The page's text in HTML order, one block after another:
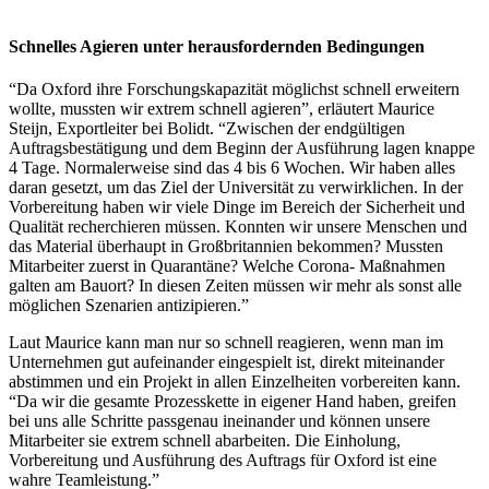
Schnelles Agieren unter herausfordernden Bedingungen
“Da Oxford ihre Forschungskapazität möglichst schnell erweitern
wollte, mussten wir extrem schnell agieren”, erläutert Maurice
Steijn, Exportleiter bei Bolidt. “Zwischen der endgültigen
Auftragsbestätigung und dem Beginn der Ausführung lagen knappe
4 Tage. Normalerweise sind das 4 bis 6 Wochen. Wir haben alles
daran gesetzt, um das Ziel der Universität zu verwirklichen. In der
Vorbereitung haben wir viele Dinge im Bereich der Sicherheit und
Qualität recherchieren müssen. Konnten wir unsere Menschen und
das Material überhaupt in Großbritannien bekommen? Mussten
Mitarbeiter zuerst in Quarantäne? Welche Corona- Maßnahmen
galten am Bauort? In diesen Zeiten müssen wir mehr als sonst alle
möglichen Szenarien antizipieren.”
Laut Maurice kann man nur so schnell reagieren, wenn man im
Unternehmen gut aufeinander eingespielt ist, direkt miteinander
abstimmen und ein Projekt in allen Einzelheiten vorbereiten kann.
“Da wir die gesamte Prozesskette in eigener Hand haben, greifen
bei uns alle Schritte passgenau ineinander und können unsere
Mitarbeiter sie extrem schnell abarbeiten. Die Einholung,
Vorbereitung und Ausführung des Auftrags für Oxford ist eine
wahre Teamleistung.”